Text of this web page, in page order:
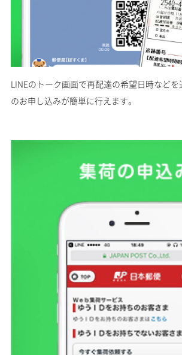
LINEのトーク画面で再配達の希望日時など
のお申し込みが簡単に行えます。